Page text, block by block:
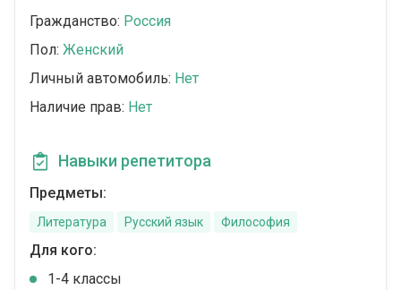
Гражданство: Россия
Пол: Женский
Личный автомобиль: Нет
Наличие прав: Нет
Навыки репетитора
Предметы:
Литература Русский язык Философия
Для кого:
1-4 классы